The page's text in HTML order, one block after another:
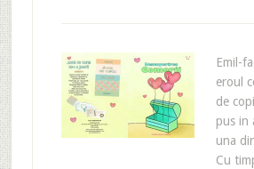
Emil-
eroul
de
pus in
una
Cu